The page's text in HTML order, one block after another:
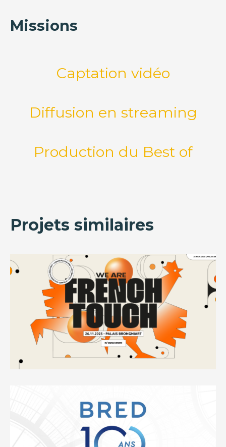
Missions
Captation vidéo
Diffusion en streaming
Production du Best of
Projets similaires